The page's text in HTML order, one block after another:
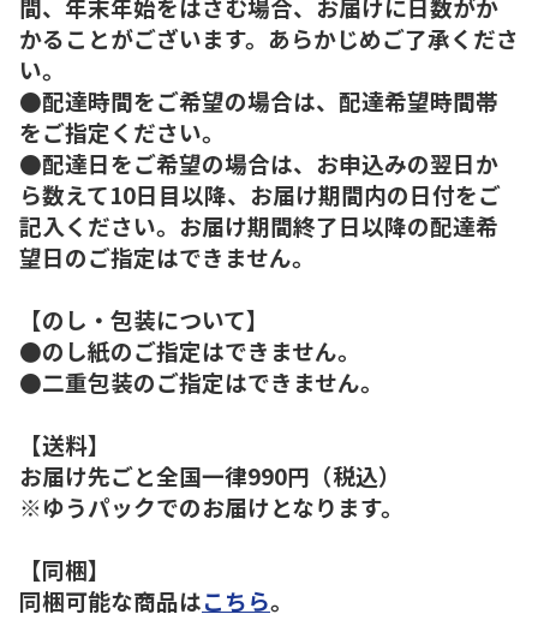
かることがございます。あらかじめご了承くださ
い。
●配達時間をご希望の場合は、配達希望時間帯
をご指定ください。
●配達日をご希望の場合は、お申込みの翌日か
ら数えて10日目以降、お届け期間内の日付をご
記入ください。お届け期間終了日以降の配達希
望日のご指定はできません。
【のし・包装について】
●のし紙のご指定はできません。
●二重包装のご指定はできません。
【送料】
お届け先ごと全国一律990円（税込）
※ゆうパックでのお届けとなります。
【同梱】
同梱可能な商品はこちら。